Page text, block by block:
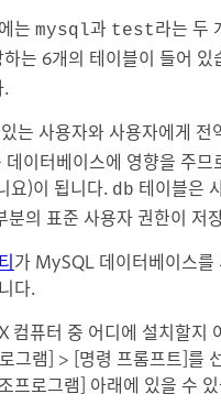
는 mysql과 test라는 두
는 6개의 테이블이 들어
.
는 사용자와 사용자에게
이터베이스에 영향을 주
요)이 됩니다. db 테이블은
의 표준 사용자 권한이 저
가 MySQL 데이터베이스를
다.
퓨터 중 어디에 설치할지
램] > [명령 프롬프트]를
프로그램] 아래에 있을 수